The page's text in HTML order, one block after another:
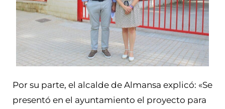
Por su parte, el alcalde de Almansa explicó: «Se
presentó en el ayuntamiento el proyecto para